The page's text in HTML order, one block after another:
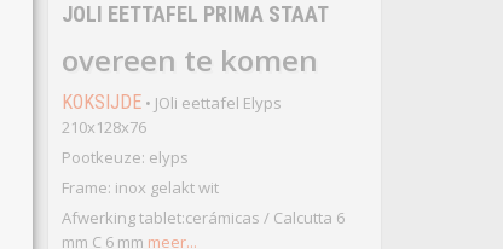
JOLI EETTAFEL PRIMA STAAT
overeen te komen
KOKSIJDE • JOli eettafel Elyps
210x128x76
Pootkeuze: elyps
Frame: inox gelakt wit
Afwerking tablet:cerámicas / Calcutta 6
mm C 6 mm meer...